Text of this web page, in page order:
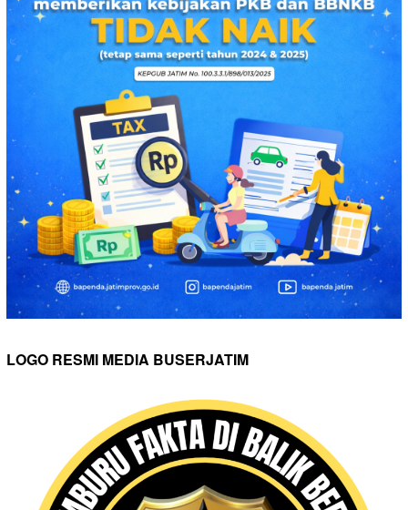
LOGO RESMI MEDIA BUSERJATIM